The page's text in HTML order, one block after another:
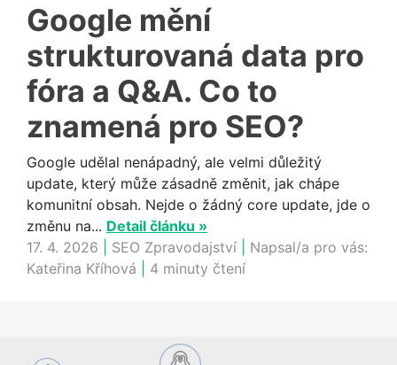
Google mění
strukturovaná data pro
fóra a Q&A. Co to
znamená pro SEO?
Google udělal nenápadný, ale velmi důležitý
update, který může zásadně změnit, jak chápe
komunitní obsah. Nejde o žádný core update, jde o
změnu na... Detail článku »
17. 4. 2026
SEO Zpravodajství
Napsal/a pro vás:
Kateřina Kříhová
4 minuty čtení